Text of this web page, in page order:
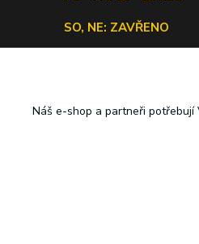
SO, NE: ZAVŘENO
Náš e-shop a partneři potřebují